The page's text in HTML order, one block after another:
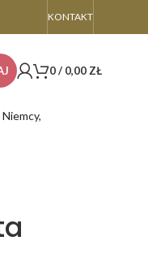
KONTAKT
0/ 0,00 ZŁ